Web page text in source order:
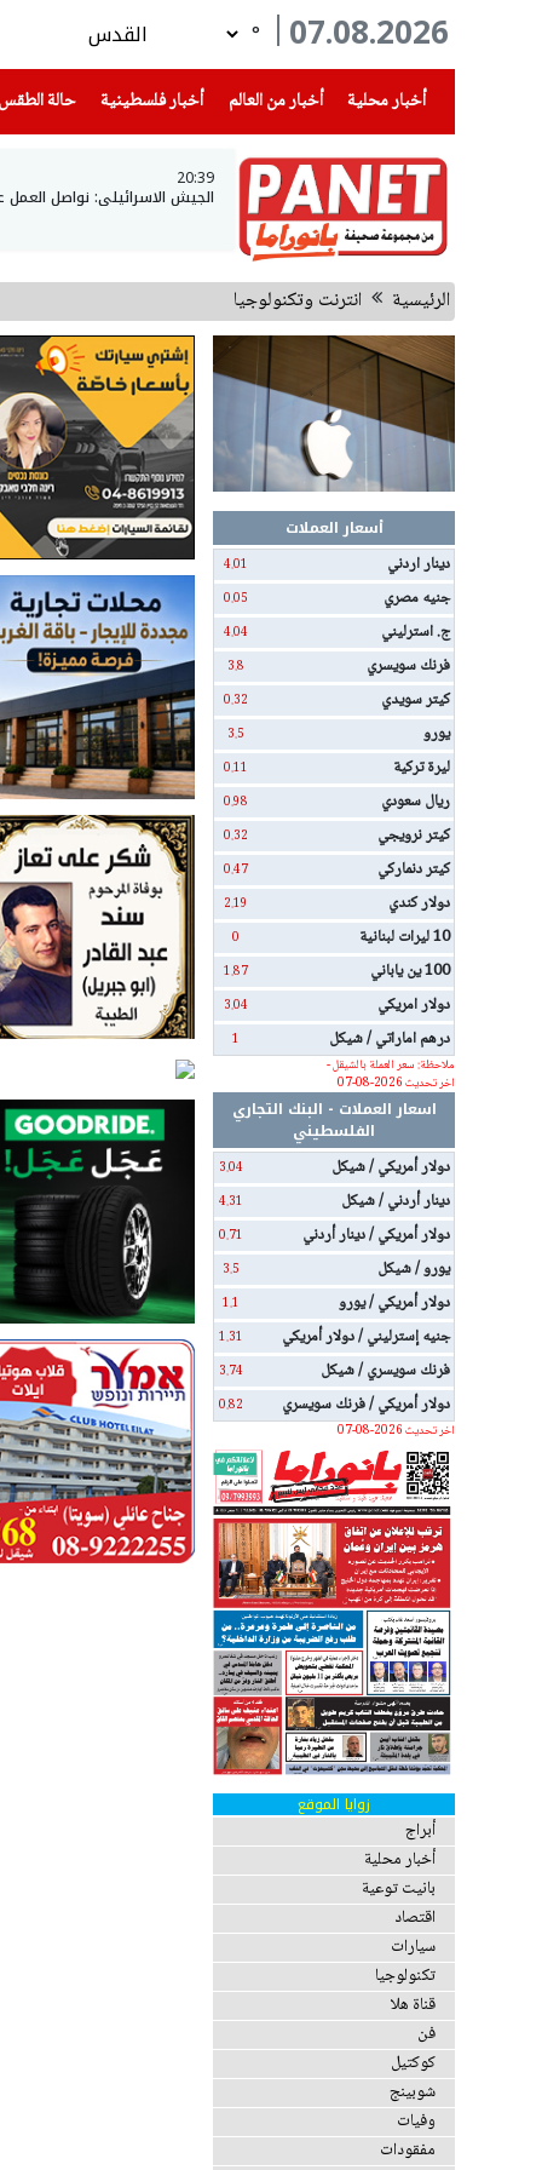
07.08.2026
°
أخبار محلية
(current) أخبار من العالم أخبار فلسطينية(current) حالة الطقس
20:39
الجيش الاسرائيلي: نواصل
الرئيسية انترنت وتكنولوجيا
أسعار العملات
دينار اردني
4.01
جنيه مصري 0.05
ج. استرليني 4.04
فرنك سويسري 3.8
كيتر سويدي 0.32
يورو 3.5
ليرة تركية 0.11
ريال سعودي 0.98
كيتر نرويجي 0.32
كيتر دنماركي 0.47
دولار كندي 2.19
10 ليرات لبنانية 0
100 ين ياباني 1.87
دولار امريكي 3.04
درهم اماراتي / شيكل
1
ملاحظة: سعر العملة بالشيقل -
اخر تحديث 2026-08-07
اسعار العملات - البنك التجاري
الفلسطيني
دولار أمريكي / شيكل
3.04
دينار أردني / شيكل 4.31
دولار أمريكي / دينار أردني 0.71
يورو / شيكل 3.5
دولار أمريكي / يورو 1.1
جنيه إسترليني / دولار أمريكي 1.31
فرنك سويسري / شيكل 3.74
دولار أمريكي / فرنك سويسري
0.82
اخر تحديث 2026-08-07
زوايا الموقع
أبراج
أخبار محلية
بانيت توعية
اقتصاد
سيارات
تكنولوجيا
قناة هلا
فن
كوكتيل
شوبينج
وفيات
مفقودات